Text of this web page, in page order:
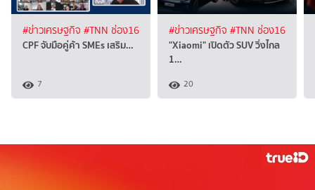
#ข่าวเศรษฐกิจ #TNN ช่อง16
CPF จับมือคู่ค้า SMEs เสริม…
7
#ข่าวเศรษฐกิจ #TNN ช่อง16
"Xiaomi" เปิดตัว SUV วิ่งไกล
1…
20